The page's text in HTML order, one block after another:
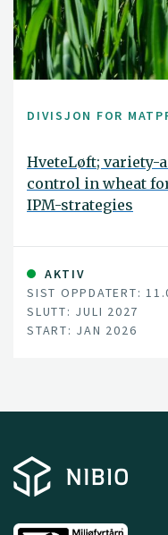
DIVISJON FOR
HveteLøft; variety-
control in wheat
IPM-strategies
AKTIV
SIST OPPDATERT:
SLUTT: JULI 2027
START: JAN 2026